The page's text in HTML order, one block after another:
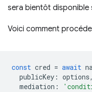
sera bientôt disponible
Voici comment
const cred = await
publicKey : options,
mediation :